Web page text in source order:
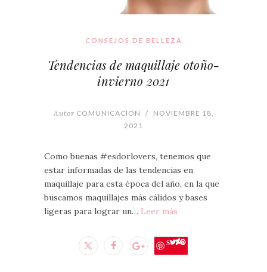
CONSEJOS DE BELLEZA
Tendencias de maquillaje otoño-
invierno 2021
AutorCOMUNICACION / NOVIEMBRE 18,
2021
Como buenas #esdorlovers, tenemos que
estar informadas de las tendencias en
maquillaje para esta época del año, en la que
buscamos maquillajes más cálidos y bases
ligeras para lograr un… Leer más
Save